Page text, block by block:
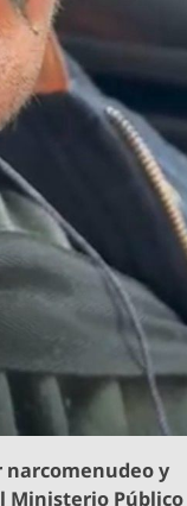
narcomenudeo y
Ministerio Público